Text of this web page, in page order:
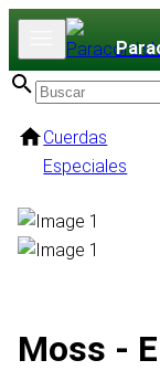
Cuerdas
Especiales
Moss -